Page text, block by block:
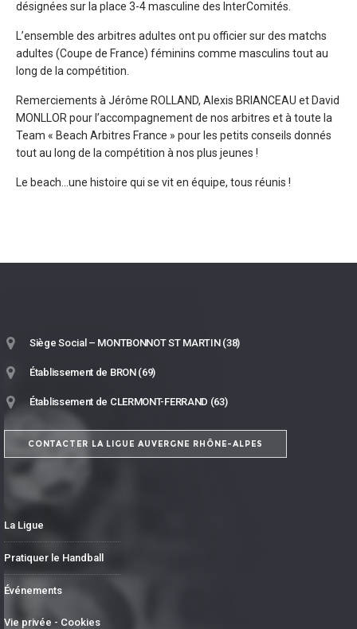
désignées sur la place 3-4 masculine des InterComités.
L’ensemble des arbitres adultes ont pu officier sur des matchs
adultes (Coupe de France) féminins comme masculins tout au
long de la compétition.
Remerciements à Jérôme ROLLAND, Alexis BRIANCEAU et David
MONLLOR pour l’accompagnement de nos arbitres et à toute la
Team « Beach Arbitres France » pour les petits conseils donnés
tout au long de la compétition à nos plus jeunes !
Le beach…une histoire qui se vit en équipe, tous réunis !
Siège Social – MONTBONNOT ST MARTIN (38)
Établissement de BRON (69)
Établissement de CLERMONT-FERRAND (63)
CONTACTER LA LIGUE AUVERGNE RHÔNE-ALPES
La Ligue
Pratiquer le Handball
Événements
Vie privée - Cookies